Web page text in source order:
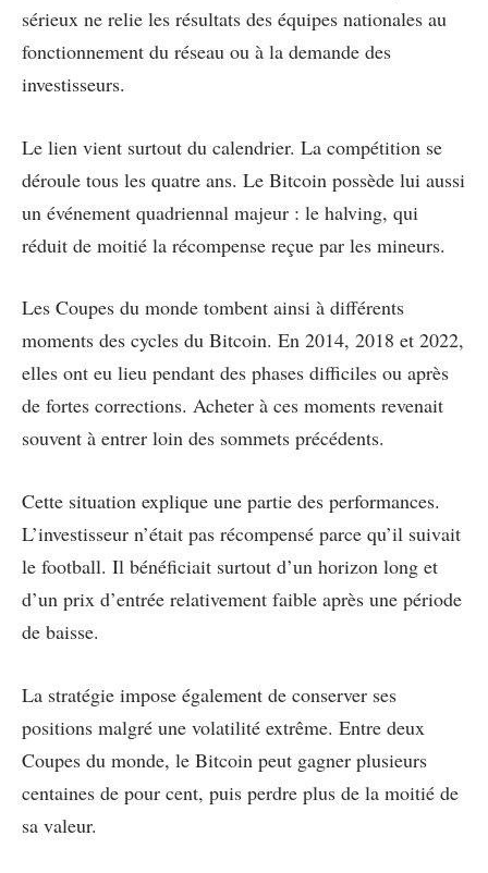
sérieux ne relie les résultats des équipes nationales au
fonctionnement du réseau ou à la demande des
investisseurs.
Le lien vient surtout du calendrier. La compétition se
déroule tous les quatre ans. Le Bitcoin possède lui aussi
un événement quadriennal majeur : le halving, qui
réduit de moitié la récompense reçue par les mineurs.
Les Coupes du monde tombent ainsi à différents
moments des cycles du Bitcoin. En 2014, 2018 et 2022,
elles ont eu lieu pendant des phases difficiles ou après
de fortes corrections. Acheter à ces moments revenait
souvent à entrer loin des sommets précédents.
Cette situation explique une partie des performances.
L’investisseur n’était pas récompensé parce qu’il suivait
le football. Il bénéficiait surtout d’un horizon long et
d’un prix d’entrée relativement faible après une période
de baisse.
La stratégie impose également de conserver ses
positions malgré une volatilité extrême. Entre deux
Coupes du monde, le Bitcoin peut gagner plusieurs
centaines de pour cent, puis perdre plus de la moitié de
sa valeur.